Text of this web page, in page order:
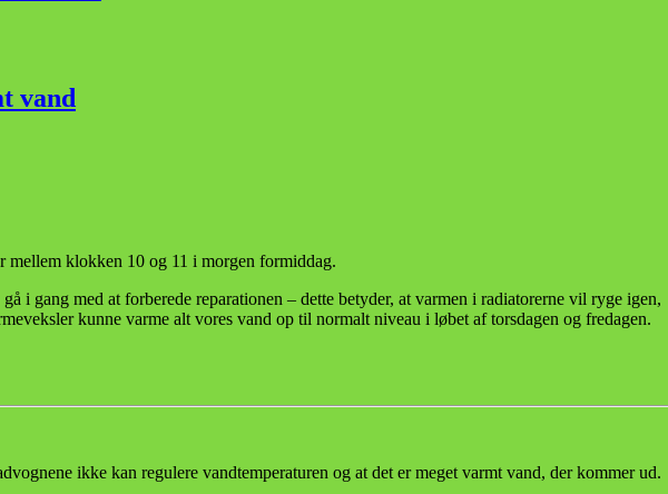
vand
mellem klokken 10 og 11 i morgen formiddag.
i gang med at forberede reparationen – dette betyder, at varmen i radiatorerne vil ryge igen,
kunne varme alt vores vand op til normalt niveau i løbet af torsdagen og fredagen.
ikke kan regulere vandtemperaturen og at det er meget varmt vand, der kommer ud.